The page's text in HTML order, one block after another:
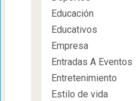
Educación
Educativos
Empresa
Entradas A Eventos
Entretenimiento
Estilo de vida